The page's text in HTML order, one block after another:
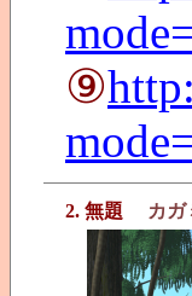
⑨
2. 無題 カガ